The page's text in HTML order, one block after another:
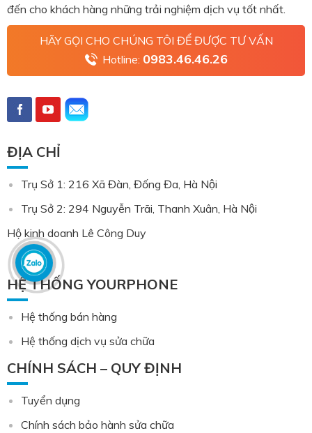
đến cho khách hàng những trải nghiệm dịch vụ tốt nhất.
HÃY GỌI CHO CHÚNG TÔI ĐỂ ĐƯỢC TƯ VẤN
Hotline: 0983.46.46.26
ĐỊA CHỈ
Trụ Sở 1: 216 Xã Đàn, Đống Đa, Hà Nội
Trụ Sở 2: 294 Nguyễn Trãi, Thanh Xuân, Hà Nội
Hộ kinh doanh Lê Công Duy
HỆ THỐNG YOURPHONE
Hệ thống bán hàng
Hệ thống dịch vụ sửa chữa
CHÍNH SÁCH – QUY ĐỊNH
Tuyển dụng
Chính sách bảo hành sửa chữa